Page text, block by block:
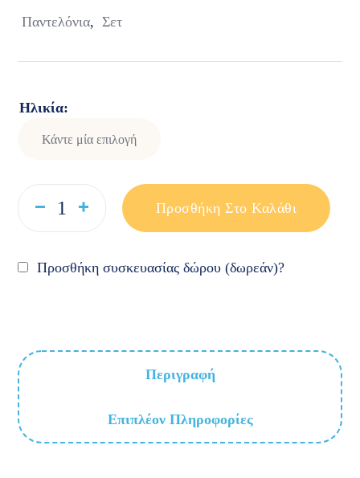
Παντελόνια, Σετ
Ηλικία
Προσθήκη Στο Καλάθι
Προσθήκη συσκευασίας δώρου (δωρεάν)?
Περιγραφή
Επιπλέον Πληροφορίες